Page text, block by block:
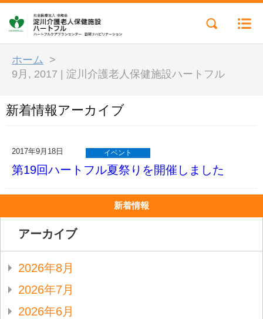
ホーム >
9月, 2017 | 淀川介護老人保健施設ハートフル
新着情報アーカイブ
2017年9月18日 イベント
第19回ハートフル夏祭りを開催しました
新着情報
アーカイブ
2026年8月
2026年7月
2026年6月